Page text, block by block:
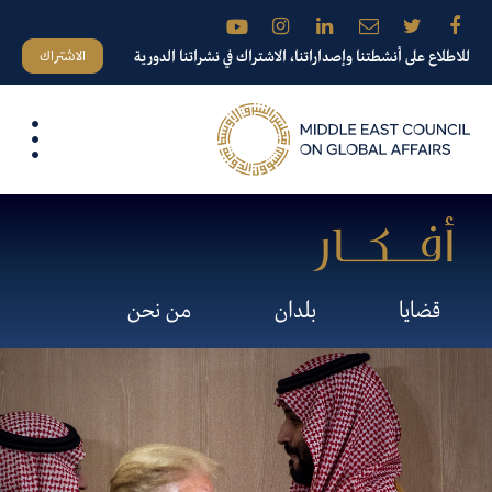
للاطلاع على أنشطتنا وإصداراتنا، الاشتراك في نشراتنا الدورية الاشتراك
قضايا بلدان من نحن